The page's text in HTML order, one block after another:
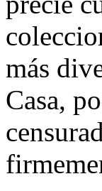
más
Casa,